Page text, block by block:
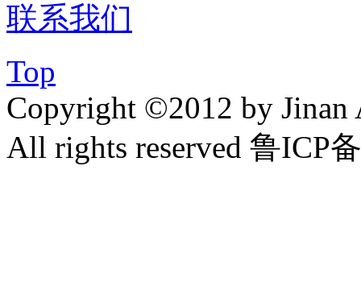
联系我们
Top
Copyright ©2012 by
All rights reserved 鲁ICP